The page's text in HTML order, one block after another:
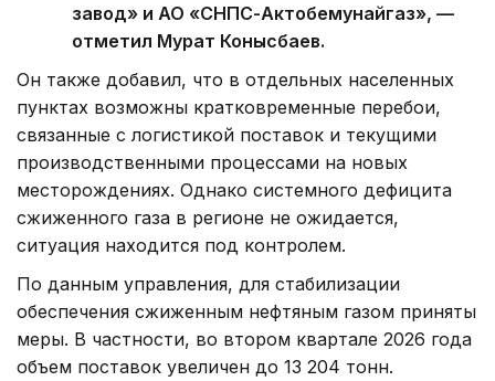
завод» и АО «СНПС-Актобемунайгаз», —
отметил Мурат Конысбаев.
Он также добавил, что в отдельных населенных
пунктах возможны кратковременные перебои,
связанные с логистикой поставок и текущими
производственными процессами на новых
месторождениях. Однако системного дефицита
сжиженного газа в регионе не ожидается,
ситуация находится под контролем.
По данным управления, для стабилизации
обеспечения сжиженным нефтяным газом приняты
меры. В частности, во втором квартале 2026 года
объем поставок увеличен до 13 204 тонн.